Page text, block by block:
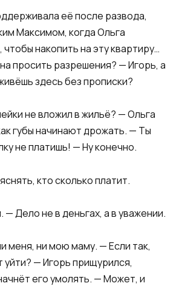
её после развода,
Максимом, когда Ольга
накопить на эту квартиру…
просить разрешения? — Игорь, а
здесь без прописки?
не вложил в жильё? — Ольга
губы начинают дрожать. — Ты
не платишь! — Ну конечно.
кто сколько платит.
Дело не в деньгах, а в уважении.
меня, ни мою маму. — Если так,
— Игорь прищурился,
его умолять. — Может, и